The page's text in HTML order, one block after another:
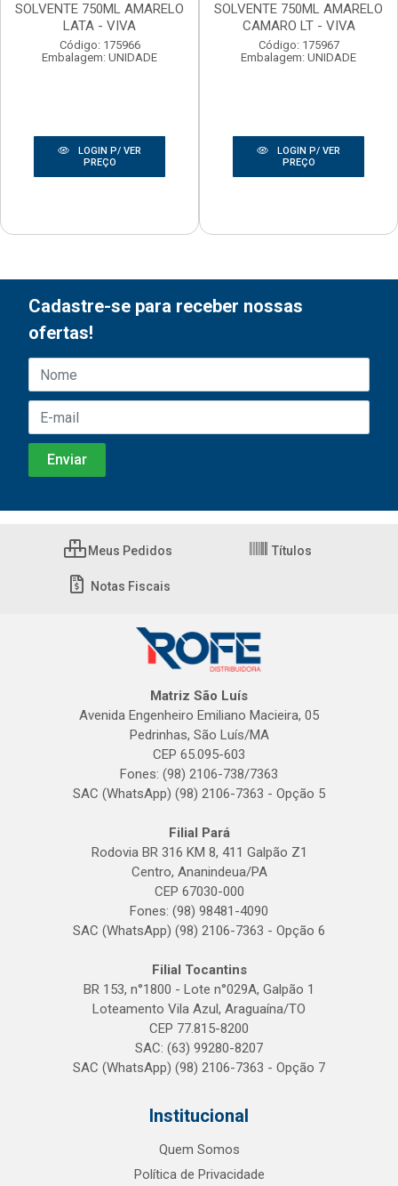
SOLVENTE 750ML AMARELO
LATA - VIVA
Código: 175966
Embalagem: UNIDADE
LOGIN P/ VER
PREÇO
SOLVENTE 750ML AMARELO
CAMARO LT - VIVA
Código: 175967
Embalagem: UNIDADE
LOGIN P/ VER
PREÇO
Cadastre-se para receber nossas
ofertas!
Meus Pedidos Títulos
Notas Fiscais
Matriz São Luís
Avenida Engenheiro Emiliano Macieira, 05
Pedrinhas, São Luís/MA
CEP 65.095-603
Fones: (98) 2106-738/7363
SAC (WhatsApp) (98) 2106-7363 - Opção 5
Filial Pará
Rodovia BR 316 KM 8, 411 Galpão Z1
Centro, Ananindeua/PA
CEP 67030-000
Fones: (98) 98481-4090
SAC (WhatsApp) (98) 2106-7363 - Opção 6
Filial Tocantins
BR 153, n°1800 - Lote n°029A, Galpão 1
Loteamento Vila Azul, Araguaína/TO
CEP 77.815-8200
SAC: (63) 99280-8207
SAC (WhatsApp) (98) 2106-7363 - Opção 7
Institucional
Quem Somos
Política de Privacidade